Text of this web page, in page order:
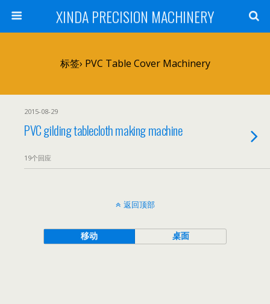
XINDA PRECISION MACHINERY
标签› PVC Table Cover Machinery
2015-08-29
PVC gilding tablecloth making machine
19个回应
返回顶部
移动 桌面